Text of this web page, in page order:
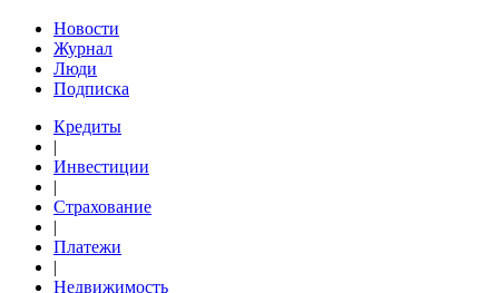
Новости
Журнал
Люди
Подписка
Кредиты
|
Инвестиции
|
Страхование
|
Платежи
|
Недвижимость